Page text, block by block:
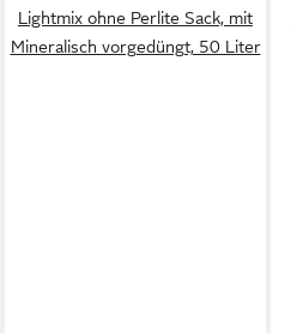
Lightmix ohne Perlite Sack, mit
Mineralisch vorgedüngt, 50 Liter